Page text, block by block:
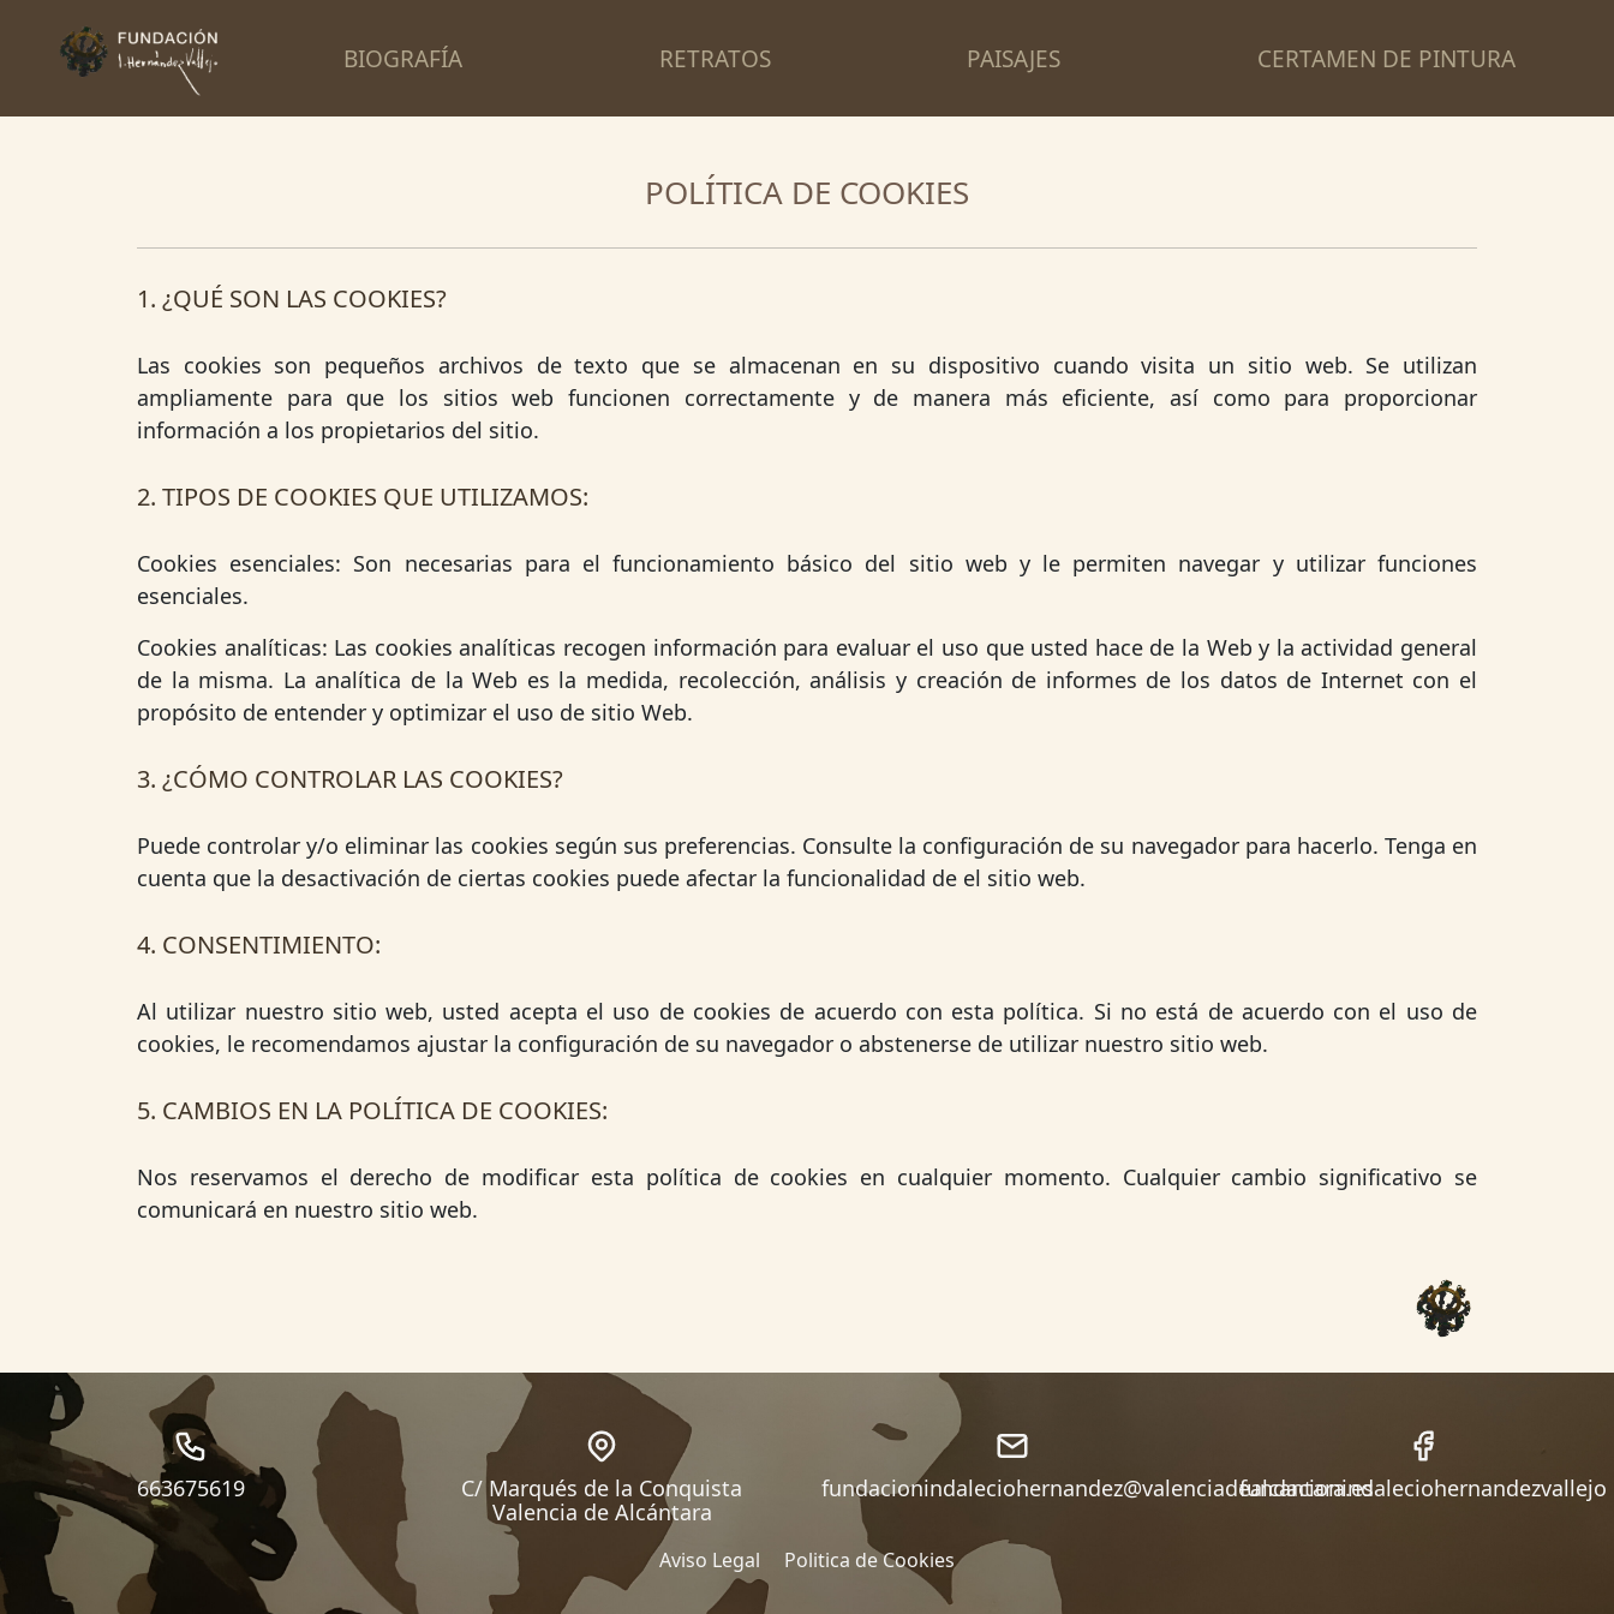
BIOGRAFÍA RETRATOS PAISAJES CERTAMEN DE PINTURA
POLÍTICA DE COOKIES
1. ¿QUÉ SON LAS COOKIES?
Las cookies son pequeños archivos de texto que se almacenan en su dispositivo cuando visita un sitio web. Se utilizan
ampliamente para que los sitios web funcionen correctamente y de manera más eficiente, así como para proporcionar
información a los propietarios del sitio.
2. TIPOS DE COOKIES QUE UTILIZAMOS:
Cookies esenciales: Son necesarias para el funcionamiento básico del sitio web y le permiten navegar y utilizar funciones
esenciales.
Cookies analíticas: Las cookies analíticas recogen información para evaluar el uso que usted hace de la Web y la actividad general
de la misma. La analítica de la Web es la medida, recolección, análisis y creación de informes de los datos de Internet con el
propósito de entender y optimizar el uso de sitio Web.
3. ¿CÓMO CONTROLAR LAS COOKIES?
Puede controlar y/o eliminar las cookies según sus preferencias. Consulte la configuración de su navegador para hacerlo. Tenga en
cuenta que la desactivación de ciertas cookies puede afectar la funcionalidad de el sitio web.
4. CONSENTIMIENTO:
Al utilizar nuestro sitio web, usted acepta el uso de cookies de acuerdo con esta política. Si no está de acuerdo con el uso de
cookies, le recomendamos ajustar la configuración de su navegador o abstenerse de utilizar nuestro sitio web.
5. CAMBIOS EN LA POLÍTICA DE COOKIES:
Nos reservamos el derecho de modificar esta política de cookies en cualquier momento. Cualquier cambio significativo se
comunicará en nuestro sitio web.
663675619
C/ Marqués de la Conquista
Valencia de Alcántara
fundacionindaleciohernandez@valenciadealcantara.esfundacionindaleciohernandezvallejo
Aviso Legal Politica de Cookies